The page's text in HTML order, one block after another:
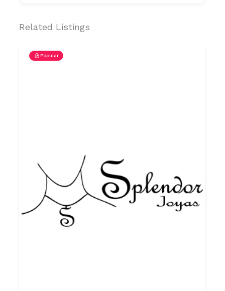
Related Listings
Popular